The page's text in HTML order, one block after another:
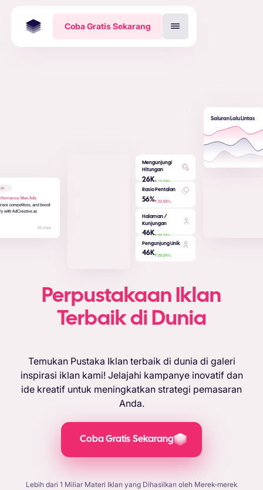
Coba Gratis Sekarang
Saluran Lalu Lintas
Mengunjungi
Hitungan
26K
Rasio Pentalan
56%
Halaman /
Kunjungan
46K
Pengunjung Unik
46K
Perpustakaan Iklan
Terbaik di Dunia
Temukan Pustaka Iklan terbaik di dunia di galeri
inspirasi iklan kami! Jelajahi kampanye inovatif dan
ide kreatif untuk meningkatkan strategi pemasaran
Anda.
Coba Gratis Sekarang
Lebih dari 1 Miliar Materi Iklan yang Dihasilkan oleh Merek-merek